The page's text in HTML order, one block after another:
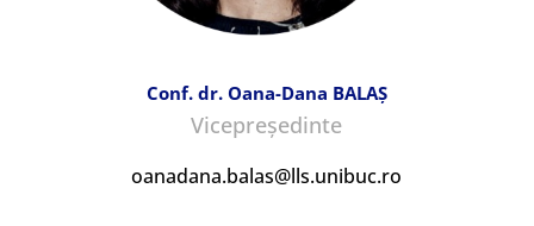
Conf. dr. Oana-Dana BALAȘ
Vicepreședinte
oanadana.balas@lls.unibuc.ro